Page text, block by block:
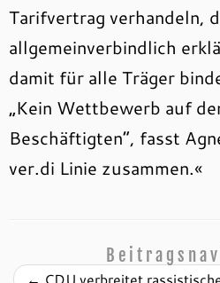
Tarifvertrag verhandeln,
allgemeinverbindlich
damit für alle Träger
„Kein Wettbewerb auf
Beschäftigten“, fasst
ver.di Linie zusammen.«